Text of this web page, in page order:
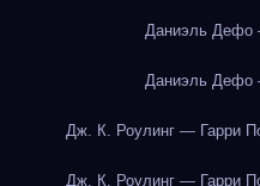
Даниэль Дефо
Даниэль Дефо
Дж. К. Роулинг — Гарри
Дж. К. Роулинг — Гарри